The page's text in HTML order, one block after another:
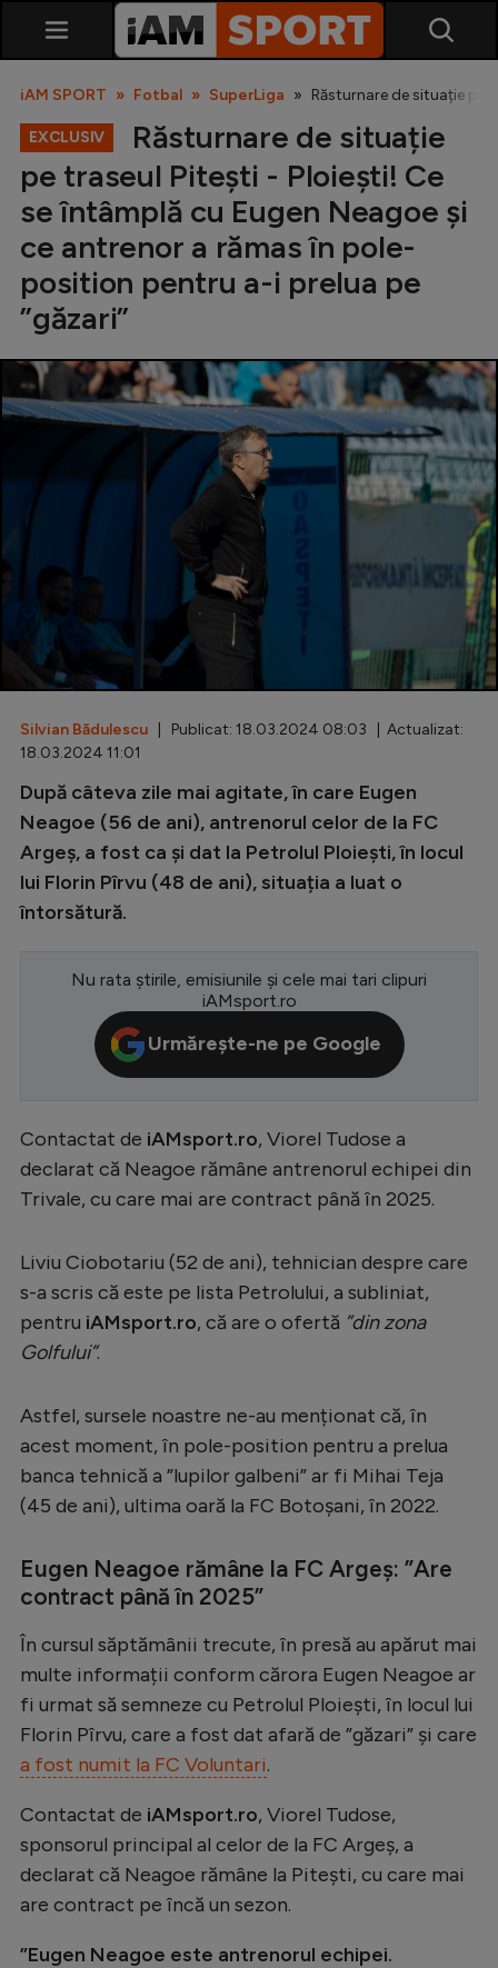
SuperLiga
Cupa României
Echipa Națională
Fotbal feminin
Diverse
Inedit
Clasamente
Europa League
Conference League
LaLiga
Serie A
Bundesliga
Campionate
Starurile fotbalului
Stranieri
Clasamente
Handbal
Natație
Formula 1
Gimnastică
Auto
Rugby
Alte sporturi
JO 2024
JO 2026
iAM SPORT Fotbal SuperLiga Răsturnare de situație pe
EXCLUSIV
Răsturnare de situație
pe traseul Pitești - Ploiești! Ce
se întâmplă cu Eugen Neagoe și
ce antrenor a rămas în pole-
position pentru a-i prelua pe
”găzari”
Silvian Bădulescu | Publicat: 18.03.2024 08:03 | Actualizat:
18.03.2024 11:01
După câteva zile mai agitate, în care Eugen
Neagoe (56 de ani), antrenorul celor de la FC
Argeș, a fost ca și dat la Petrolul Ploiești, în locul
lui Florin Pîrvu (48 de ani), situația a luat o
întorsătură.
Nu rata știrile, emisiunile și cele mai tari clipuri
iAMsport.ro
Urmărește-ne pe Google
Contactat de iAMsport.ro, Viorel Tudose a
declarat că Neagoe rămâne antrenorul echipei din
Trivale, cu care mai are contract până în 2025.
Liviu Ciobotariu (52 de ani), tehnician despre care
s-a scris că este pe lista Petrolului, a subliniat,
pentru iAMsport.ro, că are o ofertă ”din zona
Golfului”.
Astfel, sursele noastre ne-au menționat că, în
acest moment, în pole-position pentru a prelua
banca tehnică a ”lupilor galbeni” ar fi Mihai Teja
(45 de ani), ultima oară la FC Botoșani, în 2022.
Eugen Neagoe rămâne la FC Argeș: ”Are
contract până în 2025”
În cursul săptămânii trecute, în presă au apărut mai
multe informații conform cărora Eugen Neagoe ar
fi urmat să semneze cu Petrolul Ploiești, în locul lui
Florin Pîrvu, care a fost dat afară de ”găzari” și care
a fost numit la FC Voluntari.
Contactat de iAMsport.ro, Viorel Tudose,
sponsorul principal al celor de la FC Argeș, a
declarat că Neagoe rămâne la Pitești, cu care mai
are contract pe încă un sezon.
”Eugen Neagoe este antrenorul echipei.